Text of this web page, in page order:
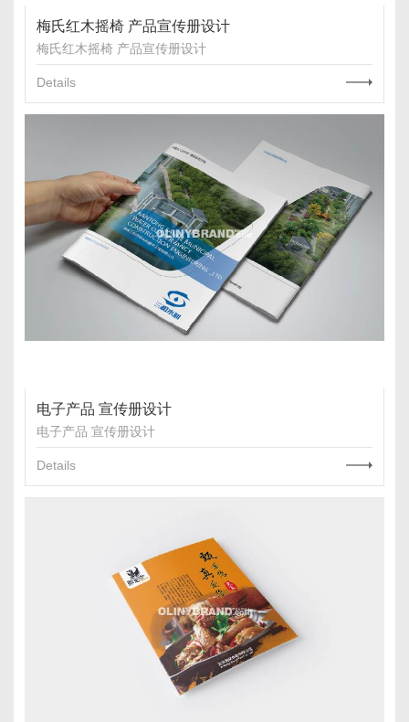
梅氏红木摇椅 产品宣传册设计
梅氏红木摇椅 产品宣传册设计
Details
电子产品 宣传册设计
电子产品 宣传册设计
Details